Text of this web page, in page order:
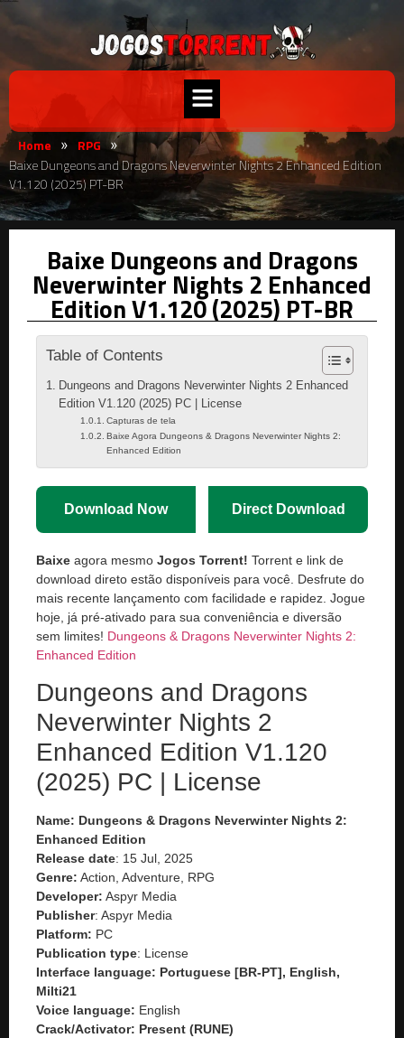
Home » RPG »
Baixe Dungeons and Dragons Neverwinter Nights 2 Enhanced Edition
V1.120 (2025) PT-BR
Baixe Dungeons and Dragons
Neverwinter Nights 2 Enhanced
Edition V1.120 (2025) PT-BR
Table of Contents
Dungeons and Dragons Neverwinter Nights 2 Enhanced
Edition V1.120 (2025) PC | License
Capturas de tela
Baixe Agora Dungeons & Dragons Neverwinter Nights 2:
Enhanced Edition
Download Now Direct Download
Baixe agora mesmo Jogos Torrent! Torrent e link de
download direto estão disponíveis para você. Desfrute do
mais recente lançamento com facilidade e rapidez. Jogue
hoje, já pré-ativado para sua conveniência e diversão
sem limites! Dungeons & Dragons Neverwinter Nights 2:
Enhanced Edition
Dungeons and Dragons
Neverwinter Nights 2
Enhanced Edition V1.120
(2025) PC | License
Name: Dungeons & Dragons Neverwinter Nights 2:
Enhanced Edition
Release date: 15 Jul, 2025
Genre: Action, Adventure, RPG
Developer: Aspyr Media
Publisher: Aspyr Media
Platform: PC
Publication type: License
Interface language: Portuguese [BR-PT], English,
Milti21
Voice language: English
Crack/Activator: Present (RUNE)